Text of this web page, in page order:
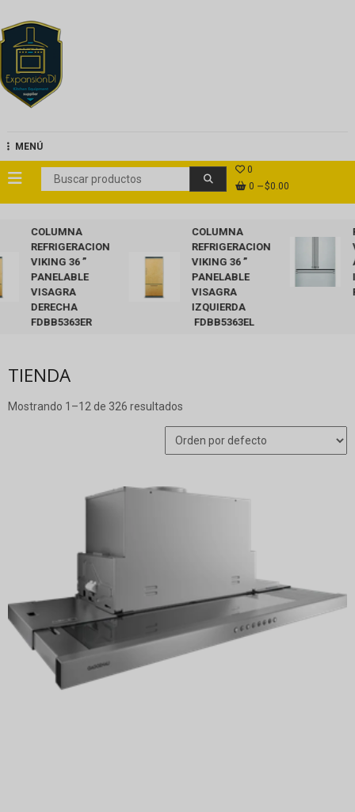
contenido
MENÚ
0
0
$0.00
COLUMNA
REFRIGERACION
VIKING 36 ”
PANELABLE
VISAGRA
DERECHA
FDBB5363ER
COLUMNA
REFRIGERACION
VIKING 36 ”
PANELABLE
VISAGRA
IZQUIERDA
FDBB5363EL
TIENDA
Mostrando 1–12 de 326 resultados